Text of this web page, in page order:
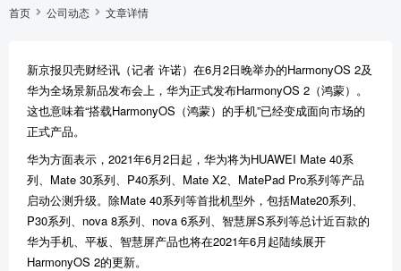
首页 公司动态 文章详情
新京报贝壳财经讯（记者 许诺）在6月2日晚举办的HarmonyOS 2及
华为全场景新品发布会上，华为正式发布HarmonyOS 2（鸿蒙）。
这也意味着“搭载HarmonyOS（鸿蒙）的手机”已经变成面向市场的
正式产品。
华为方面表示，2021年6月2日起，华为将为HUAWEI Mate 40系
列、Mate 30系列、P40系列、Mate X2、MatePad Pro系列等产品
启动公测升级。除Mate 40系列等首批机型外，包括Mate20系列、
P30系列、nova 8系列、nova 6系列、智慧屏S系列等总计近百款的
华为手机、平板、智慧屏产品也将在2021年6月起陆续展开
HarmonyOS 2的更新。